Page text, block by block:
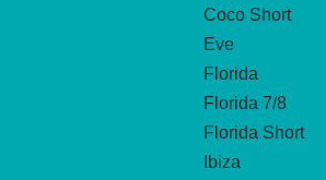
Coco Short
Eve
Florida
Florida 7/8
Florida Short
Ibiza